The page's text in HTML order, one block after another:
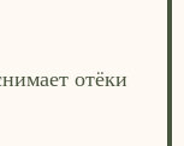
отёки